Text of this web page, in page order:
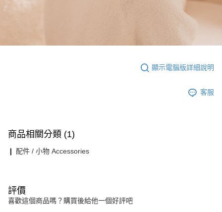
顯示電腦版詳細說明
客服
商品相關分類 (1)
❙ 配件 / 小物 Accessories
評價
喜歡這個商品嗎？購買後給他一個好評吧